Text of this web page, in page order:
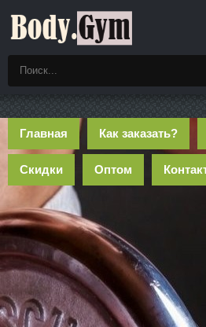
Главная Как заказать?
Скидки Оптом